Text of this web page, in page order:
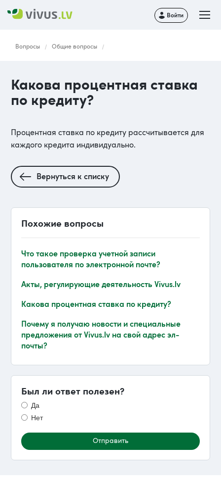
Войти
Вопросы / Общие вопросы /
Какова процентная ставка
по кредиту?
Процентная ставка по кредиту рассчитывается для
каждого кредита индивидуально.
Вернуться к списку
Похожие вопросы
Что такое проверка учетной записи
пользователя по электронной почте?
Акты, регулирующие деятельность Vivus.lv
Какова процентная ставка по кредиту?
Почему я получаю новости и специальные
предложения от Vivus.lv на свой адрес эл-
почты?
Был ли ответ полезен?
Да
Нет